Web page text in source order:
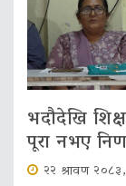
भदौदेखि
पूरा नभए
२२ श्रावण